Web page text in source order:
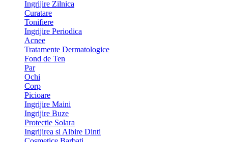
Ingrijire Zilnica
Curatare
Tonifiere
Ingrijire Periodica
Acnee
Tratamente Dermatologice
Fond de Ten
Par
Ochi
Corp
Picioare
Ingrijire Maini
Ingrijire Buze
Protectie Solara
Ingrijirea si Albire Dinti